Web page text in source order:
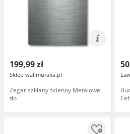
199,99 zł
Sklep wallmuralia.pl
Zegar szklany ścienny Metalowe
tło
Eef